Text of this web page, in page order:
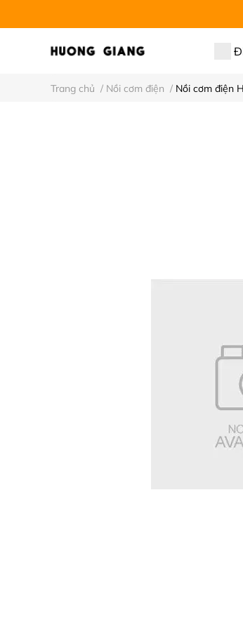
Trang chủ / Nồi cơm điện / Nồi cơm điện